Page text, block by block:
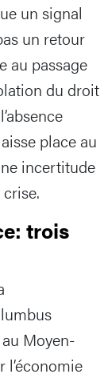
un signal
un retour
au passage
du droit
place au
incertitude
trois
Moyen-